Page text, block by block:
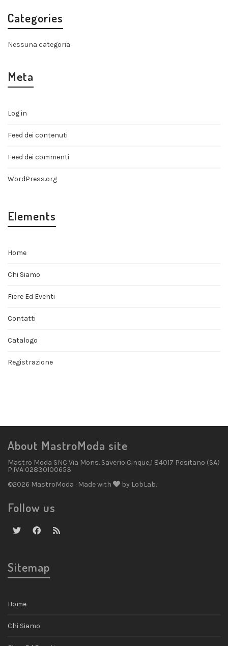
Categories
Nessuna categoria
Meta
Log in
Feed dei contenuti
Feed dei commenti
WordPress.org
Elements
Home
Chi Siamo
Fiere Ed Eventi
Contatti
Catalogo
Registrazione
About MastroModa site
Mastro Moda SNC Via Mons. Saverio Cinque,1 84017 Positano (SA)
P.IVA 02830100653
©2026 MastroModa · Made with
by LobLab.
Follow us
Sitemap
Home
Chi Siamo